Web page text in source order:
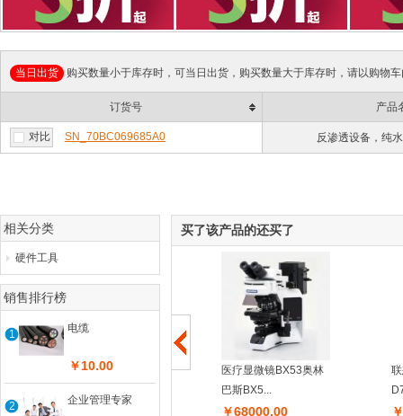
当日出货 购买数量小于库存时，可当日出货，购买数量大于库存时，请以购物
订货号 产品
对比 SN_70BC069685A0 反渗透设备，纯
相关分类
硬件工具
销售排行榜
1 电缆
￥10.00
2 企业管理专家
买了该产品的还买了
水轮发电机
￥80000.00
医疗显微镜BX53奥林
巴斯BX5...
￥68000.00